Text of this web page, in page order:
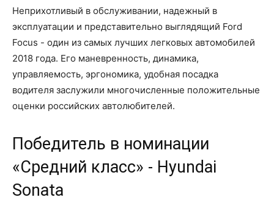
Неприхотливый в обслуживании, надежный в
эксплуатации и представительно выглядящий Ford
Focus - один из самых лучших легковых автомобилей
2018 года. Его маневренность, динамика,
управляемость, эргономика, удобная посадка
водителя заслужили многочисленные положительные
оценки российских автолюбителей.
Победитель в номинации
«Средний класс» - Hyundai
Sonata